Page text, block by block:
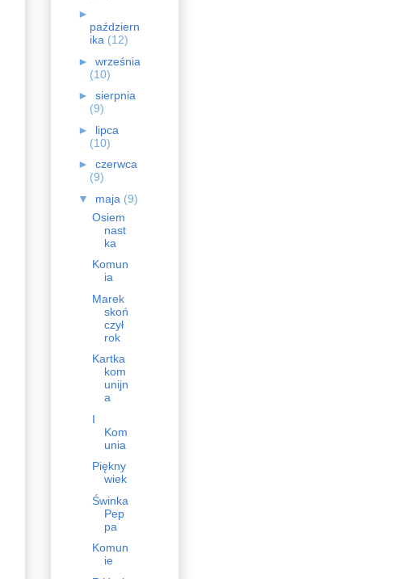
►
październ
ika (12)
► września
(10)
► sierpnia
(9)
► lipca
(10)
► czerwca
(9)
▼ maja (9)
Osiem
nast
ka
Komun
ia
Marek
skoń
czył
rok
Kartka
kom
unijn
a
I
Kom
unia
Piękny
wiek
Świnka
Pep
pa
Komun
ie